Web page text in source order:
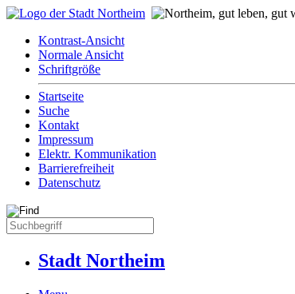
Kontrast-Ansicht
Normale Ansicht
Schriftgröße
Startseite
Suche
Kontakt
Impressum
Elektr. Kommunikation
Barrierefreiheit
Datenschutz
Stadt Northeim